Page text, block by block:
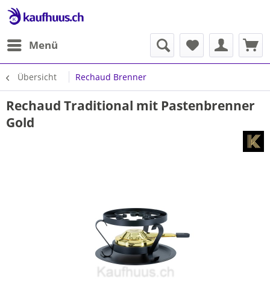
Menü
Übersicht Rechaud Brenner
Rechaud Traditional mit Pastenbrenner
Gold